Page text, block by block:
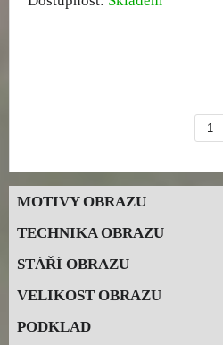
MOTIVY OBRAZU
TECHNIKA OBRAZU
STÁŘÍ OBRAZU
VELIKOST OBRAZU
PODKLAD